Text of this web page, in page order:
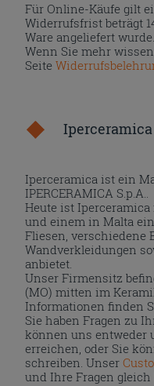
Für Online-Käufe gilt
Widerrufsfrist beträgt
Ware angeliefert wurde.
Wenn Sie mehr
Seite
Iperceramica
Iperceramica ist ein
IPERCERAMICA S.p.A..
Heute ist
und einem in Malta
Fliesen, verschiedene
Wandverkleidungen
anbietet.
Unser Firmensitz
(MO) mitten im
Informationen finden
Sie haben Fragen zu
können uns entweder
erreichen, oder Sie
schreiben. Unser
und Ihre Fragen